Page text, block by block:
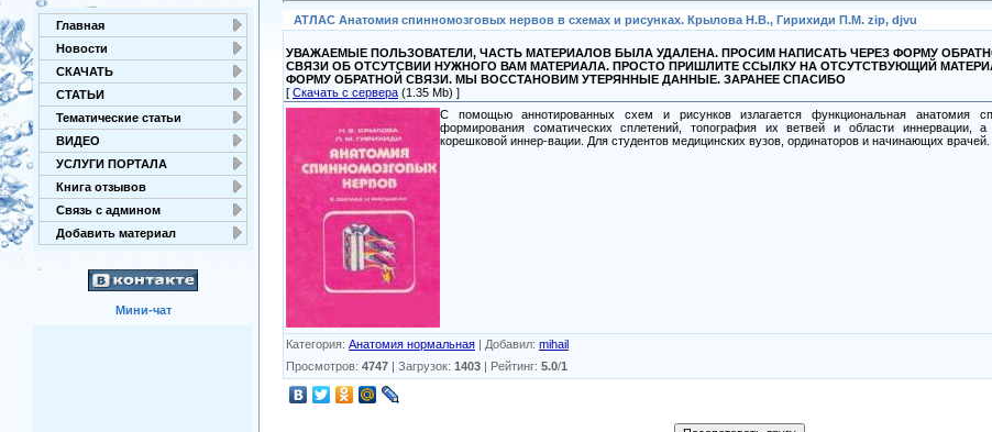
Главная
Новости
СКАЧАТЬ
СТАТЬИ
Тематические статьи
ВИДЕО
УСЛУГИ ПОРТАЛА
Книга отзывов
Связь с админом
Добавить материал
Мини-чат
АТЛАС Анатомия спинномозговых нервов в схемах и рисунках. Крылова Н.В., Гирихиди П.М. zip, djvu
УВАЖАЕМЫЕ ПОЛЬЗОВАТЕЛИ, ЧАСТЬ МАТЕРИАЛОВ БЫЛА УДАЛЕНА. ПРОСИМ НАПИСАТЬ ЧЕРЕЗ ФОРМУ
СВЯЗИ ОБ ОТСУТСВИИ НУЖНОГО ВАМ МАТЕРИАЛА. ПРОСТО ПРИШЛИТЕ ССЫЛКУ НА ОТСУТСТВУЮЩИЙ
ФОРМУ ОБРАТНОЙ СВЯЗИ. МЫ ВОССТАНОВИМ УТЕРЯННЫЕ ДАННЫЕ. ЗАРАНЕЕ СПАСИБО
[ Скачать с сервера (1.35 Mb) ]
С помощью аннотированных схем и рисунков излагается функциональная анатомия
формирования соматических сплетений, топография их ветвей и области иннервации,
корешковой иннер-вации. Для студентов медицинских вузов, ординаторов и начинающих врачей.
Категория: Анатомия нормальная | Добавил: mihail
Просмотров: 4747 | Загрузок: 1403 | Рейтинг: 5.0/1